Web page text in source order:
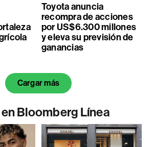
Toyota anuncia
recompra de acciones
por US$6.300 millones
y eleva su previsión de
ganancias
Cargar más
Bloomberg Línea